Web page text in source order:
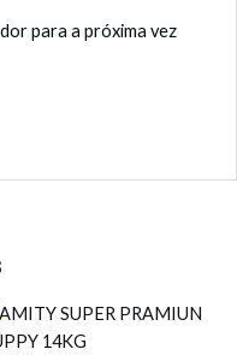
para a próxima vez